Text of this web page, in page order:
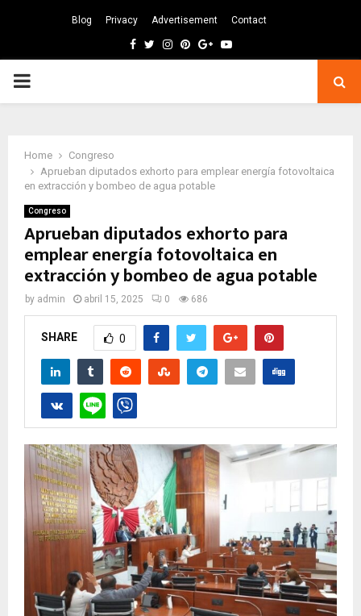
Blog Privacy Advertisement Contact
Facebook
TwitterInstagram
Pinterest
GoogleYoutube
PRIMARY
Home
Congreso
Aprueban diputados exhorto para emplear energía fotovoltaica
en extracción y bombeo de agua potable
Congreso
Aprueban diputados exhorto para
emplear energía fotovoltaica en
extracción y bombeo de agua potable
by admin abril 15, 2025 0 686
SHARE 0